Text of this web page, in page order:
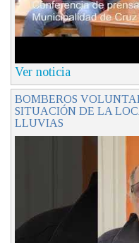
Ver noticia
BOMBEROS
SITUACIÓN DE LA
LLUVIAS